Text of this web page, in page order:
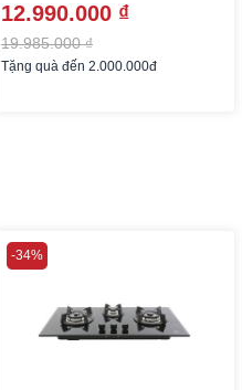
12.990.000 ₫
19.985.000 ₫
Tặng quà đến 2.000.000đ
-34%